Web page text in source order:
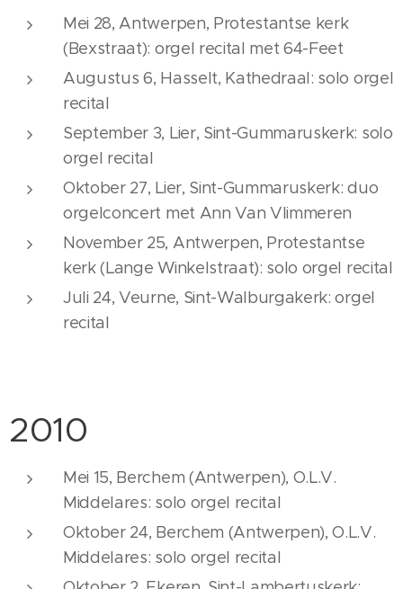
Mei 28, Antwerpen, Protestantse kerk
(Bexstraat): orgel recital met 64-Feet
Augustus 6, Hasselt, Kathedraal: solo orgel
recital
September 3, Lier, Sint-Gummaruskerk: solo
orgel recital
Oktober 27, Lier, Sint-Gummaruskerk: duo
orgelconcert met Ann Van Vlimmeren
November 25, Antwerpen, Protestantse
kerk (Lange Winkelstraat): solo orgel recital
Juli 24, Veurne, Sint-Walburgakerk: orgel
recital
2010
Mei 15, Berchem (Antwerpen), O.L.V.
Middelares: solo orgel recital
Oktober 24, Berchem (Antwerpen), O.L.V.
Middelares: solo orgel recital